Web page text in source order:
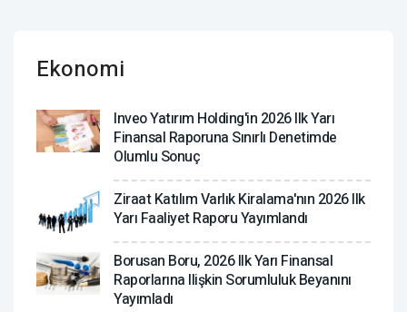
Ekonomi
Inveo Yatırım Holding'in 2026 Ilk Yarı
Finansal Raporuna Sınırlı Denetimde
Olumlu Sonuç
Ziraat Katılım Varlık Kiralama'nın 2026 Ilk
Yarı Faaliyet Raporu Yayımlandı
Borusan Boru, 2026 Ilk Yarı Finansal
Raporlarına Ilişkin Sorumluluk Beyanını
Yayımladı